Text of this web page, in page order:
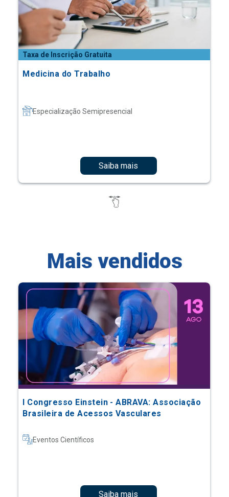
Taxa de Inscrição Gratuita
Medicina do Trabalho
Especialização Semipresencial
Saiba mais
Mais vendidos
I Congresso Einstein - ABRAVA: Associação
Brasileira de Acessos Vasculares
Eventos Científicos
Saiba mais